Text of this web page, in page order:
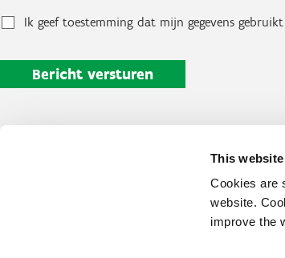
This
Cookies are
website.
improve the
Ik geef toestemming dat mijn gegevens